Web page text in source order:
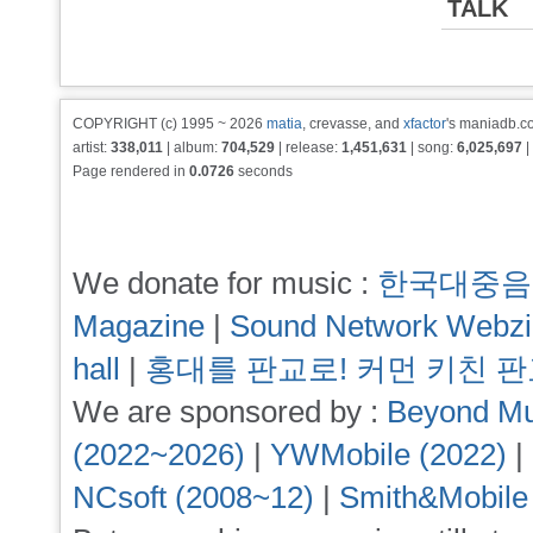
TALK
COPYRIGHT (c) 1995 ~ 2026 matia, crevasse, and xfactor's
artist: 338,011 | album: 704,529 | release: 1,451,631 | song: 6,025,697
Page rendered in 0.0726 seconds
We donate for music : 한국대중
Magazine | Sound Network
hall | 홍대를 판교로! 커먼 키친
We are sponsored by : Beyond
(2022~2026) | YWMobile (2022) |
NCsoft (2008~12) |